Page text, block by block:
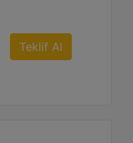
Teklif Al